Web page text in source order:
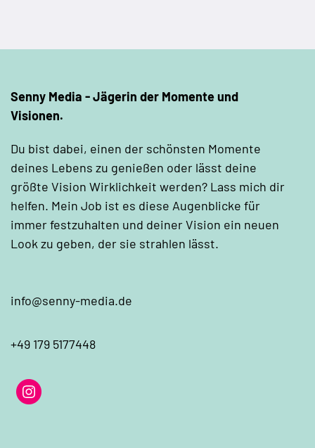
Senny Media - Jägerin der Momente und
Visionen.
Du bist dabei, einen der schönsten Momente
deines Lebens zu genießen oder lässt deine
größte Vision Wirklichkeit werden? Lass mich dir
helfen. Mein Job ist es diese Augenblicke für
immer festzuhalten und deiner Vision ein neuen
Look zu geben, der sie strahlen lässt.
info@senny-media.de
+49 179 5177448